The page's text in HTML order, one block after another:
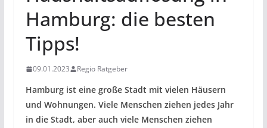
Hamburg: die besten
Tipps!
09.01.2023 Regio Ratgeber
Hamburg ist eine große Stadt mit vielen Häusern
und Wohnungen. Viele Menschen ziehen jedes Jahr
in die Stadt, aber auch viele Menschen ziehen